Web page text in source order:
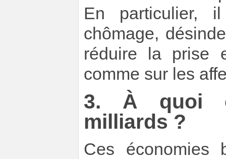
En particulier,
chômage,
réduire la prise
comme sur les
3. À quoi
milliards ?
Ces économies